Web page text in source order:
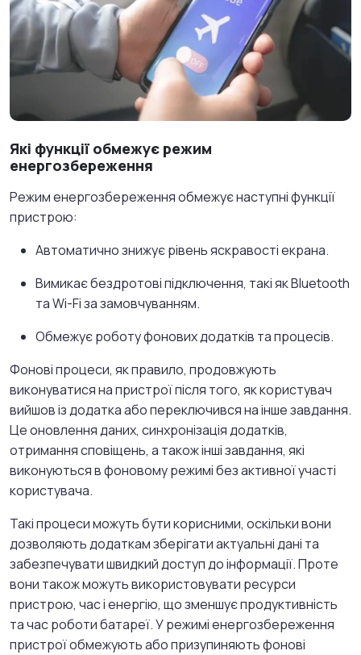
Які функції обмежує режим
енергозбереження
Режим енергозбереження обмежує наступні функції
пристрою:
Автоматично знижує рівень яскравості екрана.
Вимикає бездротові підключення, такі як Bluetooth
та Wi-Fi за замовчуванням.
Обмежує роботу фонових додатків та процесів.
Фонові процеси, як правило, продовжують
виконуватися на пристрої після того, як користувач
вийшов із додатка або переключився на інше завдання.
Це оновлення даних, синхронізація додатків,
отримання сповіщень, а також інші завдання, які
виконуються в фоновому режимі без активної участі
користувача.
Такі процеси можуть бути корисними, оскільки вони
дозволяють додаткам зберігати актуальні дані та
забезпечувати швидкий доступ до інформації. Проте
вони також можуть використовувати ресурси
пристрою, час і енергію, що зменшує продуктивність
та час роботи батареї. У режимі енергозбереження
пристрої обмежують або призупиняють фонові